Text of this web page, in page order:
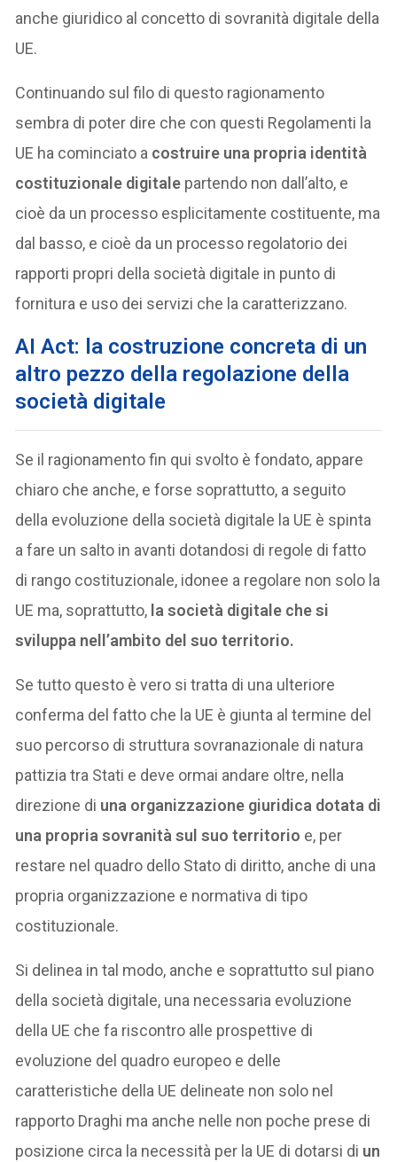
anche giuridico al concetto di sovranità digitale della
UE.
Continuando sul filo di questo ragionamento
sembra di poter dire che con questi Regolamenti la
UE ha cominciato a costruire una propria identità
costituzionale digitale partendo non dall’alto, e
cioè da un processo esplicitamente costituente, ma
dal basso, e cioè da un processo regolatorio dei
rapporti propri della società digitale in punto di
fornitura e uso dei servizi che la caratterizzano.
AI Act: la costruzione concreta di un
altro pezzo della regolazione della
società digitale
Se il ragionamento fin qui svolto è fondato, appare
chiaro che anche, e forse soprattutto, a seguito
della evoluzione della società digitale la UE è spinta
a fare un salto in avanti dotandosi di regole di fatto
di rango costituzionale, idonee a regolare non solo la
UE ma, soprattutto, la società digitale che si
sviluppa nell’ambito del suo territorio.
Se tutto questo è vero si tratta di una ulteriore
conferma del fatto che la UE è giunta al termine del
suo percorso di struttura sovranazionale di natura
pattizia tra Stati e deve ormai andare oltre, nella
direzione di una organizzazione giuridica dotata di
una propria sovranità sul suo territorio e, per
restare nel quadro dello Stato di diritto, anche di una
propria organizzazione e normativa di tipo
costituzionale.
Si delinea in tal modo, anche e soprattutto sul piano
della società digitale, una necessaria evoluzione
della UE che fa riscontro alle prospettive di
evoluzione del quadro europeo e delle
caratteristiche della UE delineate non solo nel
rapporto Draghi ma anche nelle non poche prese di
posizione circa la necessità per la UE di dotarsi di un